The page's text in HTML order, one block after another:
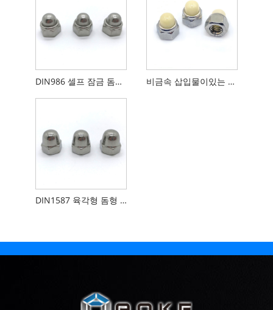
DIN986 셀프 잠금 돔형 캡 너트 비금속 삽입물이있는 육각형 돔형 캡 너트
DIN1587 육각형 돔형 캡 너트, 높은 유형